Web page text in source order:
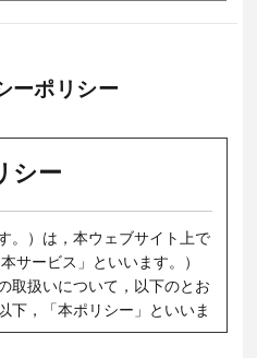
ーポリシー
シー
。）は，本ウェブサイト上で
サービス」といいます。）
取扱いについて，以下のとお
下，「本ポリシー」といいま